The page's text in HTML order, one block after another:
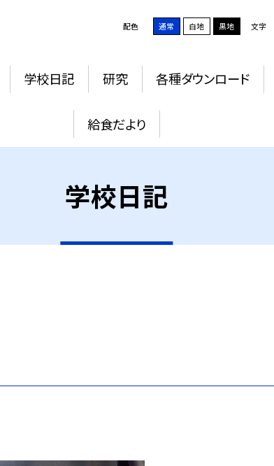
配色 通常 白地 黒地 文字
学校日記 研究 各種ダウンロード
給食だより
学校日記